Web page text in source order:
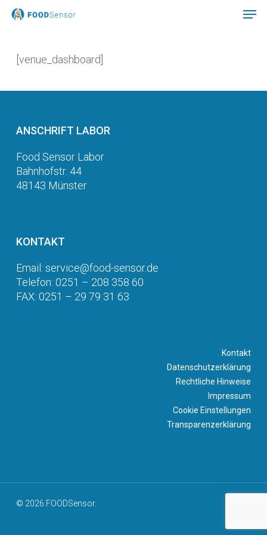
Skip
[venue_dashboard]
ANSCHRIFT LABOR
Food Sensor Labor
Bahnhofstr. 44
48143 Münster
KONTAKT
Email: service@food-sensor.de
Telefon: 0251 – 208 358 60
FAX: 0251 – 29 79 31 63
Kontakt
Datenschutzerklärung
Rechtliche Hinweise
Impressum
Cookie Einstellungen
Transparenzerklärung
© 2026 FOODSensor.